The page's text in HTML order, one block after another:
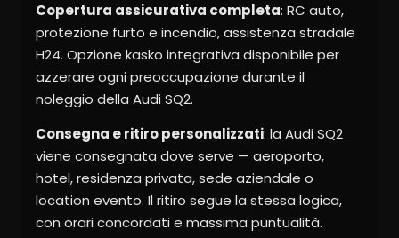
Copertura assicurativa completa: RC auto,
protezione furto e incendio, assistenza stradale
H24. Opzione kasko integrativa disponibile per
azzerare ogni preoccupazione durante il
noleggio della Audi SQ2.
Consegna e ritiro personalizzati: la Audi SQ2
viene consegnata dove serve — aeroporto,
hotel, residenza privata, sede aziendale o
location evento. Il ritiro segue la stessa logica,
con orari concordati e massima puntualità.